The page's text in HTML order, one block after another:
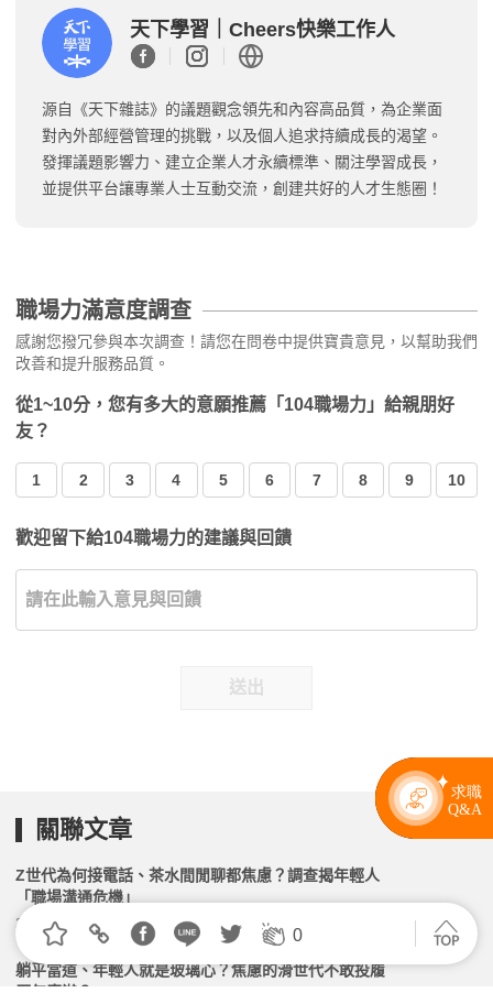
天下學習｜Cheers快樂工作人
源自《天下雜誌》的議題觀念領先和內容高品質，為企業面
對內外部經營管理的挑戰，以及個人追求持續成長的渴望。
發揮議題影響力、建立企業人才永續標準、關注學習成長，
並提供平台讓專業人士互動交流，創建共好的人才生態圈！
職場力滿意度調查
感謝您撥冗參與本次調查！請您在問卷中提供寶貴意見，以幫助我們
改善和提升服務品質。
從1~10分，您有多大的意願推薦「104職場力」給親朋好
友？
1 2 3 4 5 6 7 8 9 10
歡迎留下給104職場力的建議與回饋
送出
0
關聯文章
Z世代為何接電話、茶水間閒聊都焦慮？調查揭年輕人
「職場溝通危機」
2026.05.14 | 104小編 | 7878觀看數
躺平當道、年輕人就是玻璃心？焦慮的滑世代不敢投履